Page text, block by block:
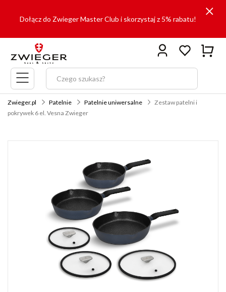
Dołącz do Zwieger Master Club i skorzystaj z 5% rabatu!
Menu
główne
Zwieger.pl Patelnie Patelnie uniwersalne
Zestaw patelni i
pokrywek 6 el. Vesna Zwieger